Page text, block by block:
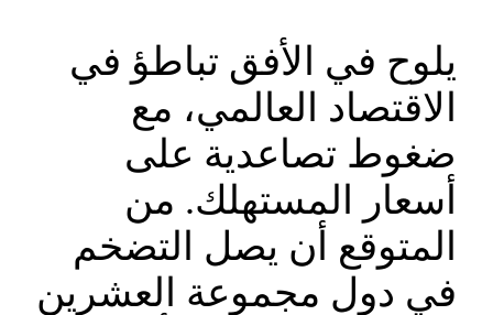
يلوح في الأفق تباطؤ في
الاقتصاد العالمي، مع
ضغوط تصاعدية على
أسعار المستهلك. من
المتوقع أن يصل التضخم
في دول مجموعة العشرين